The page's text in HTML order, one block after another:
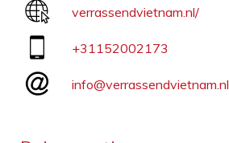
verrassendvietnam.nl/
+31152002173
info@verrassendvietnam.nl